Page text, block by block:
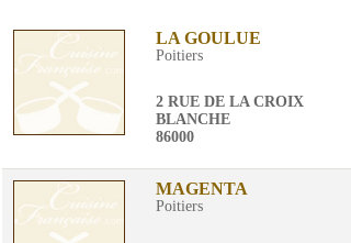
LA GOULUE
Poitiers
2 RUE DE LA CROIX
BLANCHE
86000
MAGENTA
Poitiers